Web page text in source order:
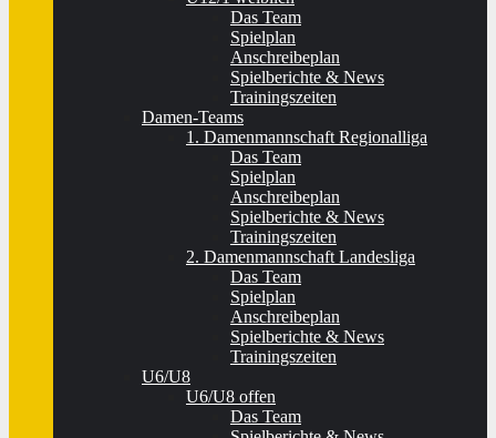
Das Team
Spielplan
Anschreibeplan
Spielberichte & News
Trainingszeiten
Damen-Teams
1. Damenmannschaft Regionalliga
Das Team
Spielplan
Anschreibeplan
Spielberichte & News
Trainingszeiten
2. Damenmannschaft Landesliga
Das Team
Spielplan
Anschreibeplan
Spielberichte & News
Trainingszeiten
U6/U8
U6/U8 offen
Das Team